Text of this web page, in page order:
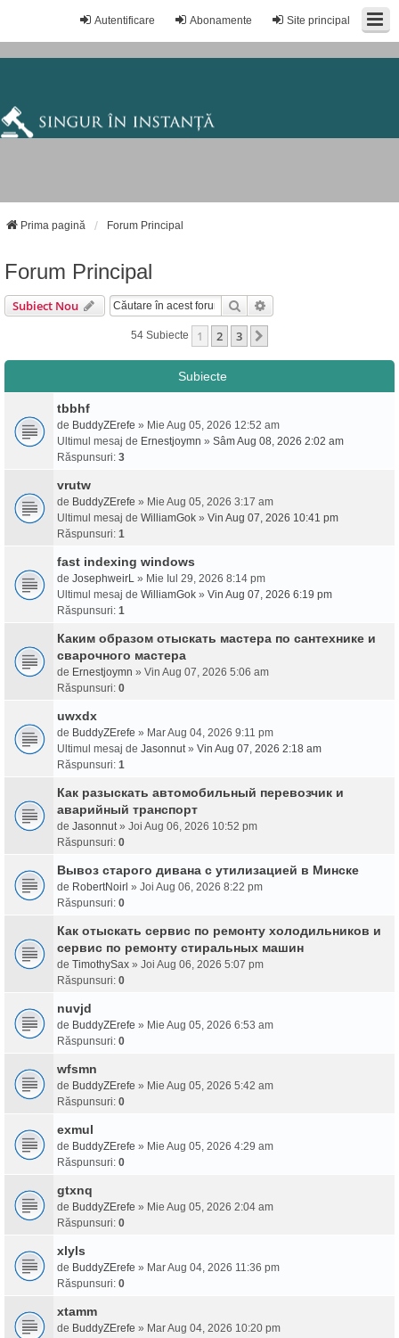
Site principal
Abonamente
Autentificare
Prima pagină Forum Principal
Forum Principal
Subiect Nou Căutare
54 Subiecte 1 2 3
Subiecte
tbbhf
de BuddyZErefe » Mie Aug 05, 2026 12:52 am
Ultimul mesaj de Ernestjoymn » Sâm Aug 08, 2026 2:02 am
Răspunsuri: 3
vrutw
de BuddyZErefe » Mie Aug 05, 2026 3:17 am
Ultimul mesaj de WilliamGok » Vin Aug 07, 2026 10:41 pm
Răspunsuri: 1
fast indexing windows
de JosephweirL » Mie Iul 29, 2026 8:14 pm
Ultimul mesaj de WilliamGok » Vin Aug 07, 2026 6:19 pm
Răspunsuri: 1
Каким образом отыскать мастера по сантехнике и
сварочного мастера
de Ernestjoymn » Vin Aug 07, 2026 5:06 am
Răspunsuri: 0
uwxdx
de BuddyZErefe » Mar Aug 04, 2026 9:11 pm
Ultimul mesaj de Jasonnut» Vin Aug 07, 2026 2:18 am
Răspunsuri: 1
Как разыскать автомобильный перевозчик и
аварийный транспорт
de Jasonnut» Joi Aug 06, 2026 10:52 pm
Răspunsuri: 0
Вывоз старого дивана с утилизацией в Минске
de RobertNoirl » Joi Aug 06, 2026 8:22 pm
Răspunsuri: 0
Как отыскать сервис по ремонту холодильников и
сервис по ремонту стиральных машин
de TimothySax » Joi Aug 06, 2026 5:07 pm
Răspunsuri: 0
nuvjd
de BuddyZErefe » Mie Aug 05, 2026 6:53 am
Răspunsuri: 0
wfsmn
de BuddyZErefe » Mie Aug 05, 2026 5:42 am
Răspunsuri: 0
exmul
de BuddyZErefe » Mie Aug 05, 2026 4:29 am
Răspunsuri: 0
gtxnq
de BuddyZErefe » Mie Aug 05, 2026 2:04 am
Răspunsuri: 0
xlyls
de BuddyZErefe » Mar Aug 04, 2026 11:36 pm
Răspunsuri: 0
xtamm
de BuddyZErefe » Mar Aug 04, 2026 10:20 pm